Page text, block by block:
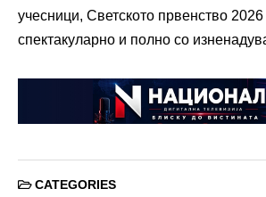
учесници, Светското првенство
спектакуларно и полно со
CATEGORIES